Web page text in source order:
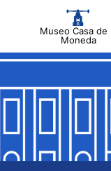
Museo Casa de
Moneda